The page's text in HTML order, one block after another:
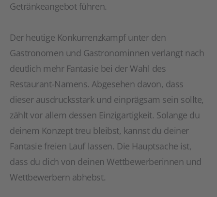
Getränkeangebot führen.
Der heutige Konkurrenzkampf unter den
Gastronomen und Gastronominnen verlangt nach
deutlich mehr Fantasie bei der Wahl des
Restaurant-Namens. Abgesehen davon, dass
dieser ausdrucksstark und einprägsam sein sollte,
zählt vor allem dessen Einzigartigkeit. Solange du
deinem Konzept treu bleibst, kannst du deiner
Fantasie freien Lauf lassen. Die Hauptsache ist,
dass du dich von deinen Wettbewerberinnen und
Wettbewerbern abhebst.